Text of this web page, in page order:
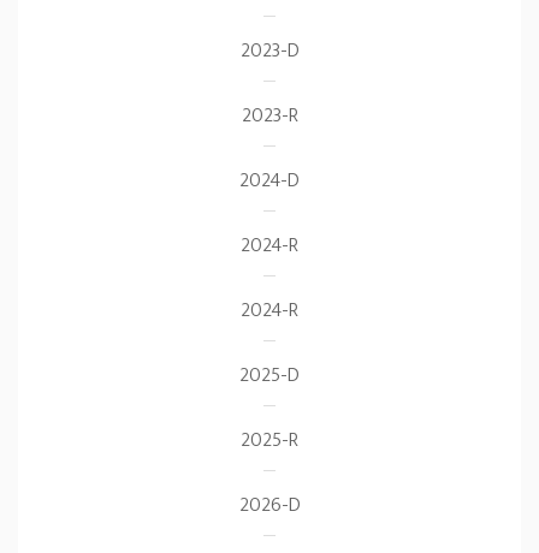
2023-D
2023-R
2024-D
2024-R
2024-R
2025-D
2025-R
2026-D